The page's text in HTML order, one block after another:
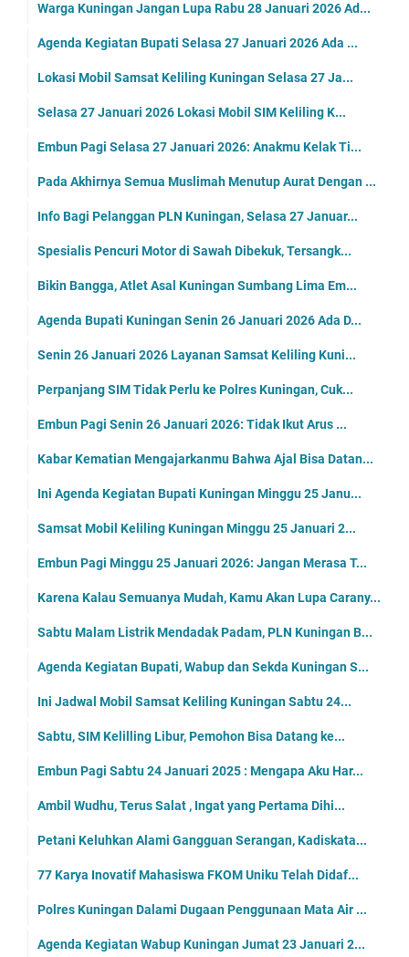
Warga Kuningan Jangan Lupa Rabu 28 Januari 2026 Ad...
Agenda Kegiatan Bupati Selasa 27 Januari 2026 Ada ...
Lokasi Mobil Samsat Keliling Kuningan Selasa 27 Ja...
Selasa 27 Januari 2026 Lokasi Mobil SIM Keliling K...
Embun Pagi Selasa 27 Januari 2026: Anakmu Kelak Ti...
Pada Akhirnya Semua Muslimah Menutup Aurat Dengan ...
Info Bagi Pelanggan PLN Kuningan, Selasa 27 Januar...
Spesialis Pencuri Motor di Sawah Dibekuk, Tersangk...
Bikin Bangga, Atlet Asal Kuningan Sumbang Lima Em...
Agenda Bupati Kuningan Senin 26 Januari 2026 Ada D...
Senin 26 Januari 2026 Layanan Samsat Keliling Kuni...
Perpanjang SIM Tidak Perlu ke Polres Kuningan, Cuk...
Embun Pagi Senin 26 Januari 2026: Tidak Ikut Arus ...
Kabar Kematian Mengajarkanmu Bahwa Ajal Bisa Datan...
Ini Agenda Kegiatan Bupati Kuningan Minggu 25 Janu...
Samsat Mobil Keliling Kuningan Minggu 25 Januari 2...
Embun Pagi Minggu 25 Januari 2026: Jangan Merasa T...
Karena Kalau Semuanya Mudah, Kamu Akan Lupa Carany...
Sabtu Malam Listrik Mendadak Padam, PLN Kuningan B...
Agenda Kegiatan Bupati, Wabup dan Sekda Kuningan S...
Ini Jadwal Mobil Samsat Keliling Kuningan Sabtu 24...
Sabtu, SIM Kelilling Libur, Pemohon Bisa Datang ke...
Embun Pagi Sabtu 24 Januari 2025 : Mengapa Aku Har...
Ambil Wudhu, Terus Salat , Ingat yang Pertama Dihi...
Petani Keluhkan Alami Gangguan Serangan, Kadiskata...
77 Karya Inovatif Mahasiswa FKOM Uniku Telah Didaf...
Polres Kuningan Dalami Dugaan Penggunaan Mata Air ...
Agenda Kegiatan Wabup Kuningan Jumat 23 Januari 2...